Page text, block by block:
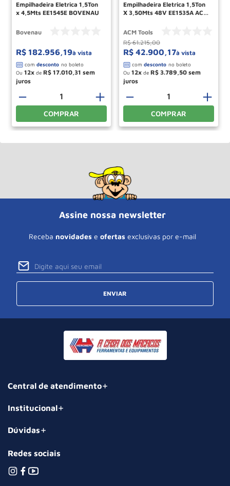
Empilhadeira Eletrica 1,5Ton
x 4,5Mts EE1545E BOVENAU
Bovenau
R$ 182.956,19à vista
Ou 12 de R$ 17.010,31
＋
－
COMPRAR
Empilhadeira Eletrica 1,5Ton
X 3,50Mts 48V EE1535A ACM
ACM Tools
R$ 61.215,00
R$ 42.900,17à vista
Ou 12 de R$ 3.789,50
＋
－
COMPRAR
Assine nossa newsletter
Receba novidades e ofertas exclusivas por e-mail
ENVIAR
Central de atendimento
Institucional
Dúvidas
Redes sociais